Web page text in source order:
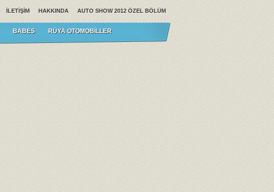
AUTO SHOW 2012 ÖZEL BÖLÜM
HAKKINDA
İLETIŞIM
BABES RÜYA OTOMOBILLER